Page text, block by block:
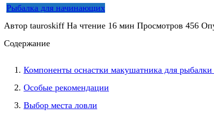
Рыбалка для начинающих
Автор tauroskiff На чтение 16 мин Просмотров 456
Содержание
Компоненты оснастки макушатника для
Особые рекомендации
Выбор места ловли